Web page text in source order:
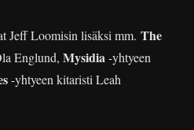
Jeff Loomisin lisäksi mm. The
Englund, Mysidia -yhtyeen
-yhtyeen kitaristi Leah